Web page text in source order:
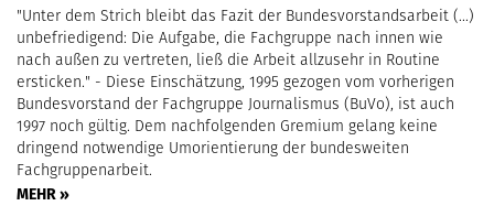
"Unter dem Strich bleibt das Fazit der Bundesvorstandsarbeit (...)
unbefriedigend: Die Aufgabe, die Fachgruppe nach innen wie
nach außen zu vertreten, ließ die Arbeit allzusehr in Routine
ersticken." - Diese Einschätzung, 1995 gezogen vom vorherigen
Bundesvorstand der Fachgruppe Journalismus (BuVo), ist auch
1997 noch gültig. Dem nachfolgenden Gremium gelang keine
dringend notwendige Umorientierung der bundesweiten
Fachgruppenarbeit.
MEHR »